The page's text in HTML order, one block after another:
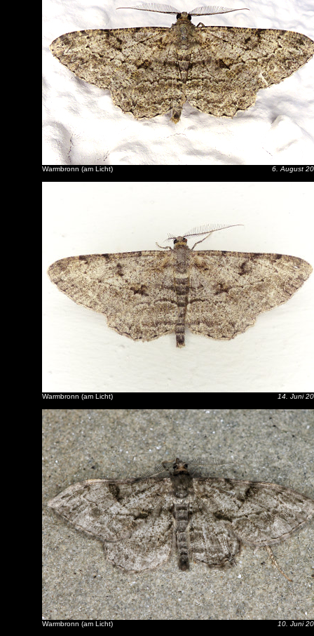
Warmbronn (am Licht) 6. August
Warmbronn (am Licht) 14. Juni
Warmbronn (am Licht) 10. Juni